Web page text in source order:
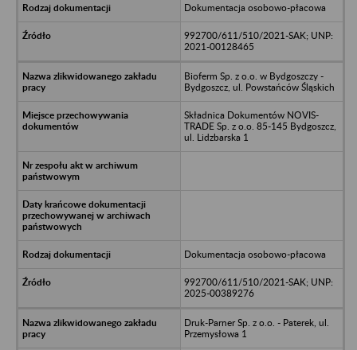
Dokumentacja osobowo-płacowa
992700/611/510/2021-SAK; UNP:
2021-00128465
Bioferm Sp. z o.o. w Bydgoszczy -
Bydgoszcz, ul. Powstańców Śląskich
Składnica Dokumentów NOVIS-
TRADE Sp. z o.o. 85-145 Bydgoszcz,
ul. Lidzbarska 1
Dokumentacja osobowo-płacowa
992700/611/510/2021-SAK; UNP:
2025-00389276
Druk-Parner Sp. z o.o. - Paterek, ul.
Przemysłowa 1